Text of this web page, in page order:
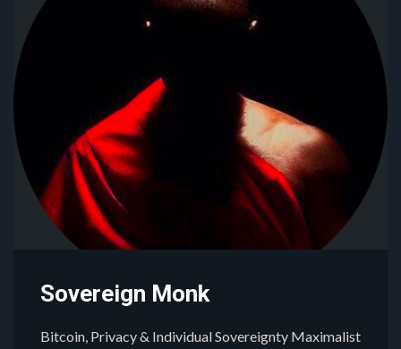
Sovereign Monk
Bitcoin, Privacy & Individual Sovereignty Maximalist